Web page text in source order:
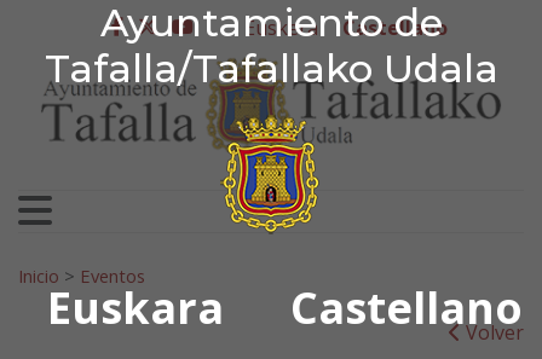
Ayuntamiento de
Tafalla/Tafallako Udala
Euskara Castellano
Ir al contenido
Ayuntamiento de
facebook
twitter
youtube
Euskera Castellano
Search for:
Inicio > Eventos
Volver